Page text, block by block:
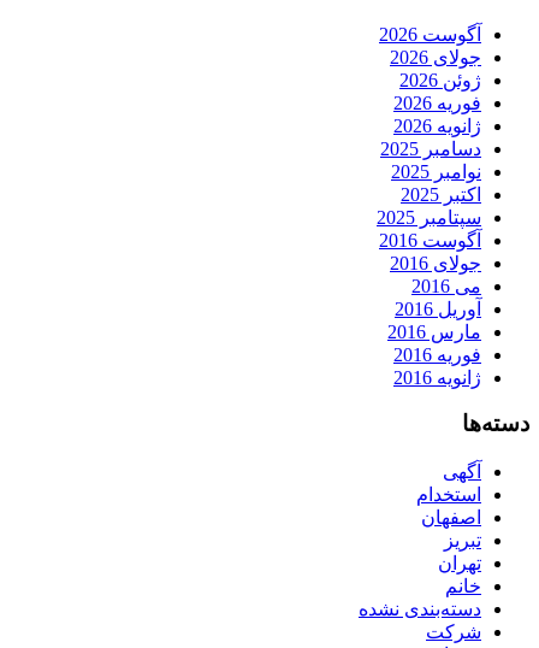
آگوست 2026
جولای 2026
ژوئن 2026
فوریه 2026
ژانویه 2026
دسامبر 2025
نوامبر 2025
اکتبر 2025
سپتامبر 2025
آگوست 2016
جولای 2016
می 2016
آوریل 2016
مارس 2016
فوریه 2016
ژانویه 2016
دسته‌ها
آگهی
استخدام
اصفهان
تبریز
تهران
خانم
دسته‌بندی نشده
شرکت